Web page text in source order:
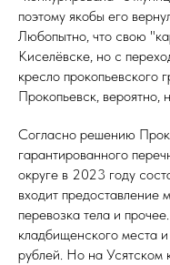
поэтому якобы его
Любопытно, что свою
Киселёвске, но с
кресло прокопьевского
Прокопьевск, вероятно,
Согласно решению
гарантированного
округе в 2023 году
входит предоставление
перевозка тела и
кладбищенского места
рублей. Но на Усятском